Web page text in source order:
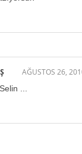
AĞUSTOS 26,
...